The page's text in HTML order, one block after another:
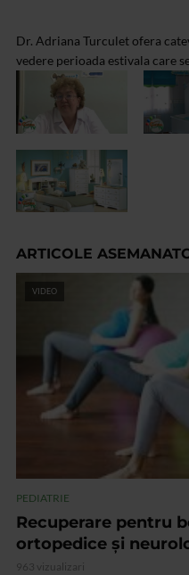
Dr. Adriana Turculet ofera
vedere perioada estivala care
ARTICOLE
VIDEO
PEDIATRIE
Recuperare pentru
ortopedice și
963 vizualizari